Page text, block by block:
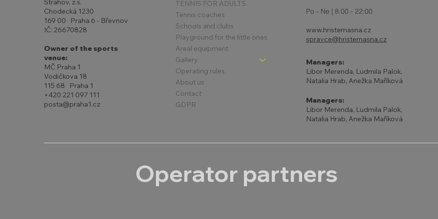
Strahov, z.s.
Chodecká 1230
169 00 Praha 6 - Břevnov
IČ: 26670828
Owner of the sports
venue:
MČ Praha 1
Vodičkova 18
115 68 Praha 1
+420 221 097 111
posta@praha1.cz
TENNIS FOR ADULTS
Tennis coaches
Schools and clubs
Playground for the little ones
Areal equipment
Gallery
Operating rules
About us
Contact
GDPR
Po - Ne | 8:00 - 22:00
www.hristemasna.cz
spravce@hristemasna.cz
Managers:
Libor Merenda, Ludmila Palok,
Natalia Hrab, Anežka Maříková
Managers:
Libor Merenda, Ludmila Palok,
Natalia Hrab, Anežka Maříková
Operator partners